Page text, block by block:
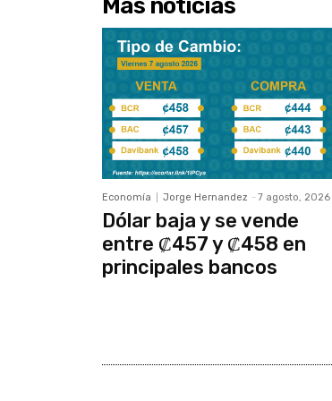
Más noticias
Economía Jorge Hernandez - 7 agosto, 2026
Dólar baja y se vende
entre ₡457 y ₡458 en
principales bancos